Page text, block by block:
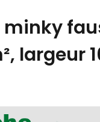
minky
largeur